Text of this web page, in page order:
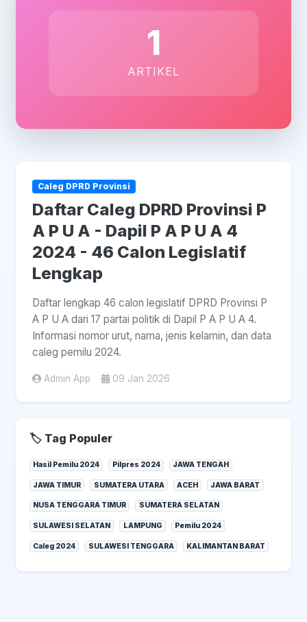
1
ARTIKEL
Caleg DPRD Provinsi
Daftar Caleg DPRD Provinsi P
A P U A - Dapil P A P U A 4
2024 - 46 Calon Legislatif
Lengkap
Daftar lengkap 46 calon legislatif DPRD Provinsi P
A P U A dari 17 partai politik di Dapil P A P U A 4.
Informasi nomor urut, nama, jenis kelamin, dan data
caleg pemilu 2024.
Admin App 09 Jan 2026
🏷️ Tag Populer
Hasil Pemilu 2024 Pilpres 2024 JAWA TENGAH
JAWA TIMUR SUMATERA UTARA ACEH JAWA BARAT
NUSA TENGGARA TIMUR SUMATERA SELATAN
SULAWESI SELATAN LAMPUNG Pemilu 2024
Caleg 2024 SULAWESI TENGGARA KALIMANTAN BARAT